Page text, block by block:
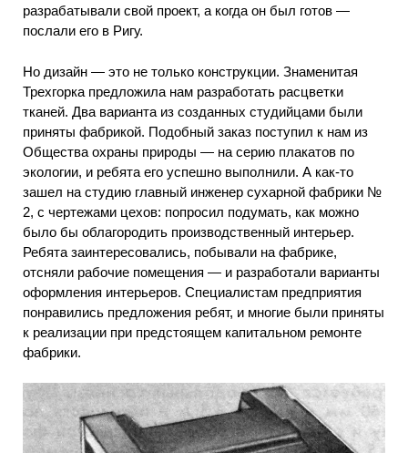
разрабатывали свой проект, а когда он был готов —
послали его в Ригу.
Но дизайн — это не только конструкции. Знаменитая
Трехгорка предложила нам разработать расцветки
тканей. Два варианта из созданных студийцами были
приняты фабрикой. Подобный заказ поступил к нам из
Общества охраны природы — на серию плакатов по
экологии, и ребята его успешно выполнили. А как-то
зашел на студию главный инженер сухарной фабрики №
2, с чертежами цехов: попросил подумать, как можно
было бы облагородить производственный интерьер.
Ребята заинтересовались, побывали на фабрике,
отсняли рабочие помещения — и разработали варианты
оформления интерьеров. Специалистам предприятия
понравились предложения ребят, и многие были приняты
к реализации при предстоящем капитальном ремонте
фабрики.